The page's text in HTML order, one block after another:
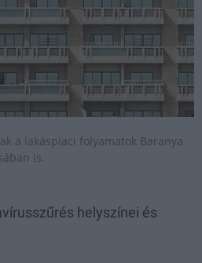
a lakáspiaci folyamatok Baranya
is.
helyszínei és